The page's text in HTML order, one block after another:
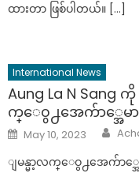
ထားတာ ဖြစ်ပါတယ်။ […]
International News
Aung La N
က္ေ၀ွ႕အေက်ာ္အေ
Posted
on
May 10, 2023
ျမန္မာ့လက္ေဝွ႕အေက်ာ္အေ